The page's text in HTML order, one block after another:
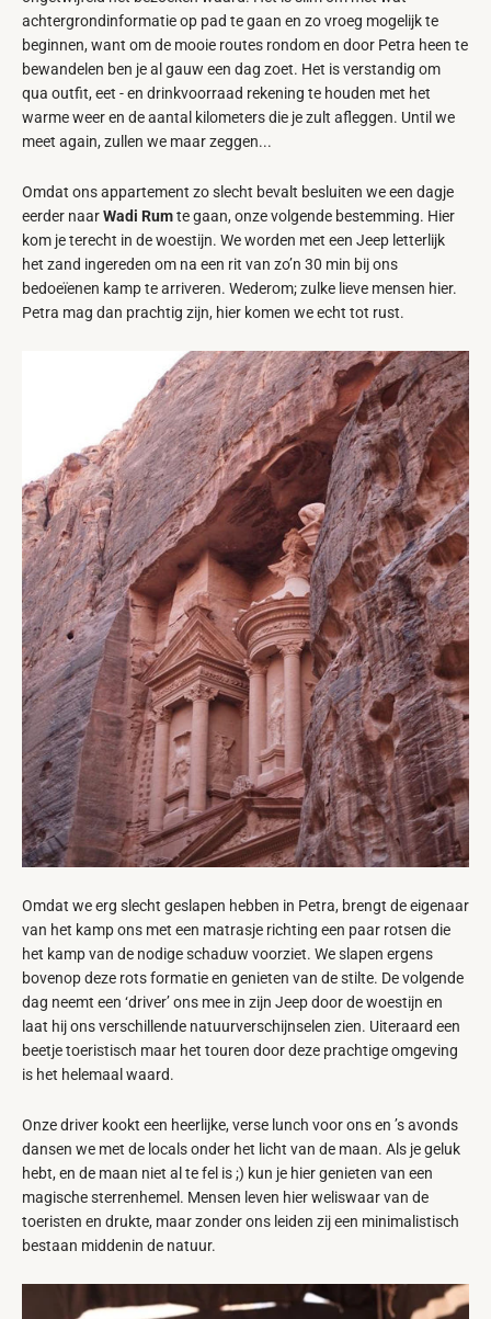
achtergrondinformatie op pad te gaan en zo vroeg mogelijk te
beginnen, want om de mooie routes rondom en door Petra heen te
bewandelen ben je al gauw een dag zoet. Het is verstandig om
qua outfit, eet - en drinkvoorraad rekening te houden met het
warme weer en de aantal kilometers die je zult afleggen. Until we
meet again, zullen we maar zeggen...
Omdat ons appartement zo slecht bevalt besluiten we een dagje
eerder naarWadi Rumte gaan, onze volgende bestemming. Hier
kom je terecht in de woestijn. We worden met een Jeep letterlijk
het zand ingereden om na een rit van zo’n 30 min bij ons
bedoeïenen kamp te arriveren. Wederom; zulke lieve mensen hier.
Petra mag dan prachtig zijn, hier komen we echt tot rust.
Omdat we erg slecht geslapen hebben in Petra, brengt de eigenaar
van het kamp ons met een matrasje richting een paar rotsen die
het kamp van de nodige schaduw voorziet. We slapen ergens
bovenop deze rots formatie en genieten van de stilte. De volgende
dag neemt een ‘driver’ ons mee in zijn Jeep door de woestijn en
laat hij ons verschillende natuurverschijnselen zien. Uiteraard een
beetje toeristisch maar het touren door deze prachtige omgeving
is het helemaal waard.
Onze driver kookt een heerlijke, verse lunch voor ons en ’s avonds
dansen we met de locals onder het licht van de maan. Als je geluk
hebt, en de maan niet al te fel is ;) kun je hier genieten van een
magische sterrenhemel. Mensen leven hier weliswaar van de
toeristen en drukte, maar zonder ons leiden zij een minimalistisch
bestaan middenin de natuur.